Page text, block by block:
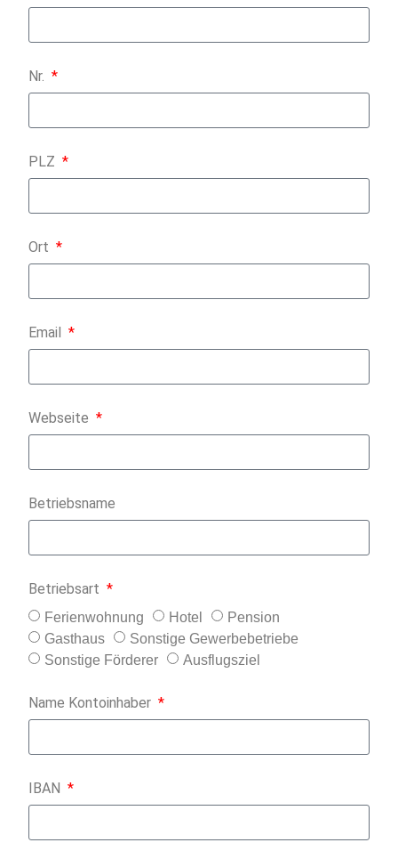
Nr.
PLZ
Ort
Email
Webseite
Betriebsname
Betriebsart
Ferienwohnung Hotel
Pension
Gasthaus
Sonstige Gewerbebetriebe
Sonstige Förderer
Ausflugsziel
Name Kontoinhaber
IBAN